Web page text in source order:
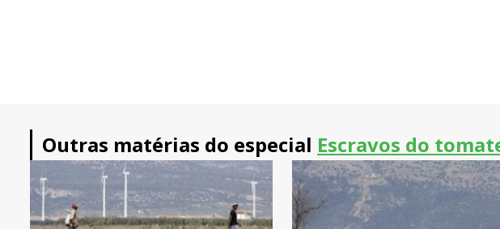
Outras matérias do especial Escravos do